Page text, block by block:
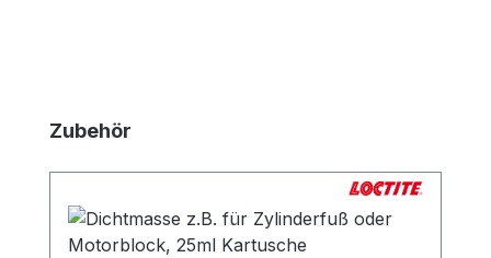
Produktgalerie überspringen
Zubehör